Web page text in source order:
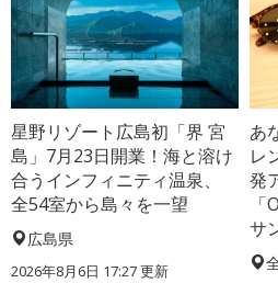
星野リゾート広島初「界 宮
島」7月23日開業！海と溶け
合うインフィニティ温泉、
全54室から島々を一望
広島県
2026年8月6日 17:27更新
あ
レ
発
サ